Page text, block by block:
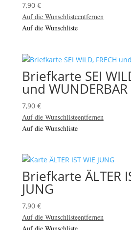
7,90 €
Auf die Wunschlisteentfernen
Auf die Wunschliste
Briefkarte SEI
und WUNDERBAR
7,90 €
Auf die Wunschlisteentfernen
Auf die Wunschliste
Briefkarte ÄLTER
JUNG
7,90 €
Auf die Wunschlisteentfernen